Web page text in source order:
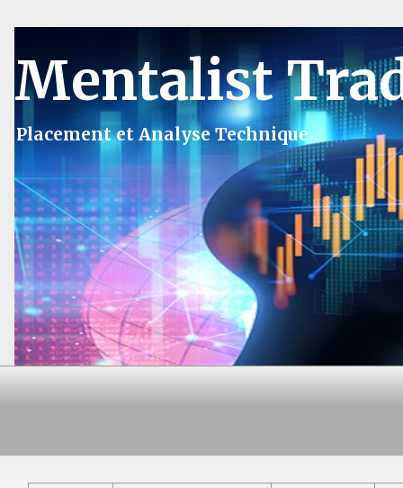
Mentalist
Placement et Analyse Technique